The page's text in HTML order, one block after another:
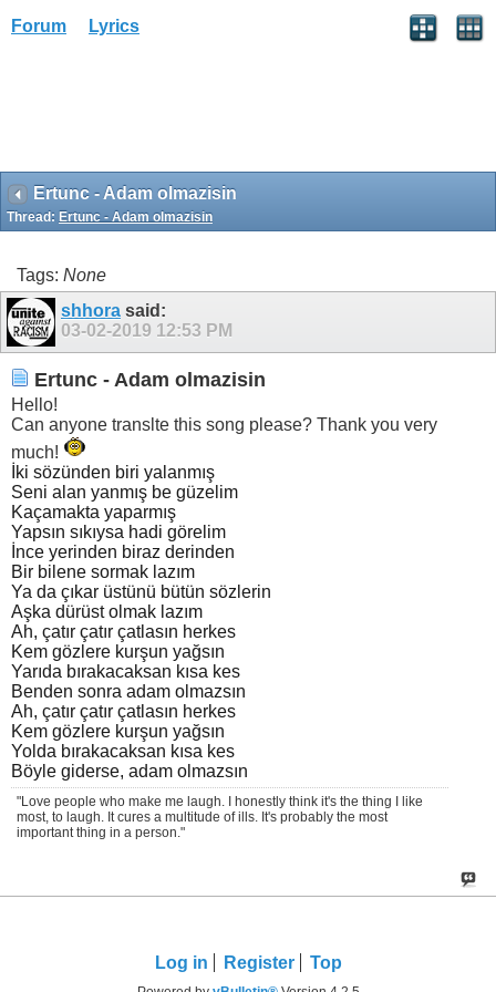
Forum Lyrics
Ertunc - Adam olmazisin
Thread: Ertunc - Adam olmazisin
Tags: None
shhora said:
03-02-2019 12:53 PM
Ertunc - Adam olmazisin
Hello!
Can anyone translte this song please? Thank you very
much!
İki sözünden biri yalanmış
Seni alan yanmış be güzelim
Kaçamakta yaparmış
Yapsın sıkıysa hadi görelim
İnce yerinden biraz derinden
Bir bilene sormak lazım
Ya da çıkar üstünü bütün sözlerin
Aşka dürüst olmak lazım
Ah, çatır çatır çatlasın herkes
Kem gözlere kurşun yağsın
Yarıda bırakacaksan kısa kes
Benden sonra adam olmazsın
Ah, çatır çatır çatlasın herkes
Kem gözlere kurşun yağsın
Yolda bırakacaksan kısa kes
Böyle giderse, adam olmazsın
"Love people who make me laugh. I honestly think it's the thing I like
most, to laugh. It cures a multitude of ills. It's probably the most
important thing in a person."
Log in Register Top